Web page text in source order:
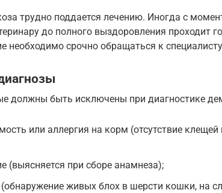
трудно поддается лечению. Иногда с
до полного выздоровления проходит
необходимо срочно обращаться к
должны быть исключены при диагностике
или аллергия на корм (отсутствие клещей
(выясняется при сборе анамнеза);
живых блох в шерсти кошки, на